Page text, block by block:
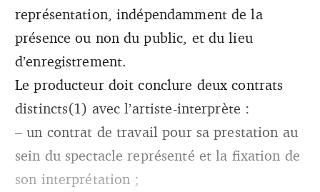
représentation, indépendamment de la
présence ou non du public, et du lieu
d’enregistrement.
Le producteur doit conclure deux contrats
distincts(1) avec l’artiste-interprète :
– un contrat de travail pour sa prestation au
sein du spectacle représenté et la fixation de
son interprétation ;